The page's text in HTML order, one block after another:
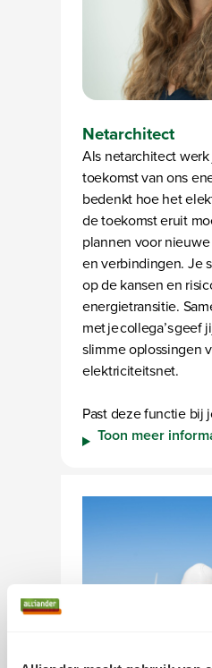
Netarchitect
Als netarchitect
toekomst van ons
bedenkt hoe het
de toekomst eruit
plannen voor
en verbindingen. Je
op de kansen en
energietransitie.
met je collega’s geef
slimme oplossingen
elektriciteitsnet.
Past deze functie bij
Toon meer